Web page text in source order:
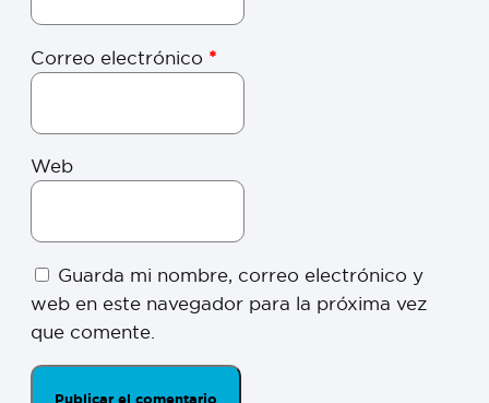
Correo electrónico *
Web
Guarda mi nombre, correo electrónico y
web en este navegador para la próxima vez
que comente.